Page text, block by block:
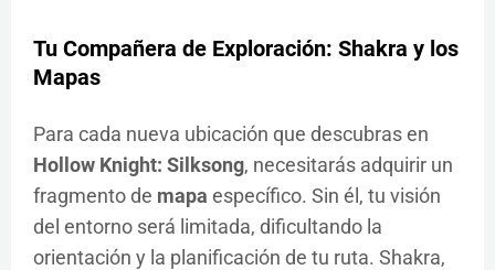
Tu Compañera de Exploración: Shakra y los
Mapas
Para cada nueva ubicación que descubras en
Hollow Knight: Silksong, necesitarás adquirir un
fragmento de mapa específico. Sin él, tu visión
del entorno será limitada, dificultando la
orientación y la planificación de tu ruta. Shakra,